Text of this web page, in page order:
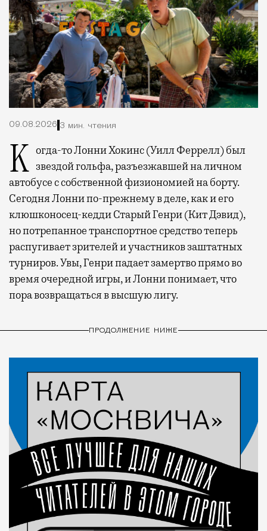
09.08.2026 3 мин. чтения
Когда-то Лонни Хокинс (Уилл Феррелл) был звездой гольфа, разъезжавшей на личном
автобусе с собственной физиономией на борту.
Сегодня Лонни по-прежнему в деле, как и его
клюшконосец-кедди Старый Генри (Кит Дэвид),
но потрепанное транспортное средство теперь
распугивает зрителей и участников заштатных
турниров. Увы, Генри падает замертво прямо во
время очередной игры, и Лонни понимает, что
пора возвращаться в высшую лигу.
ПРОДОЛЖЕНИЕ НИЖЕ